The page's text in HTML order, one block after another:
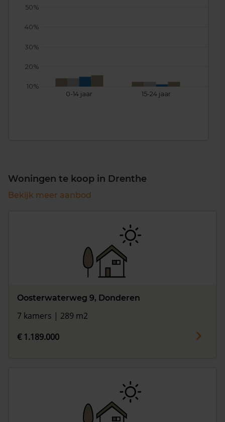
0-14 jaar 15-24 jaar
10%
20%
30%
40%
50%
Woningen te koop in Drenthe
Bekijk meer aanbod
Oosterwaterweg 9, Donderen
7 kamers | 289 m2
€ 1.189.000